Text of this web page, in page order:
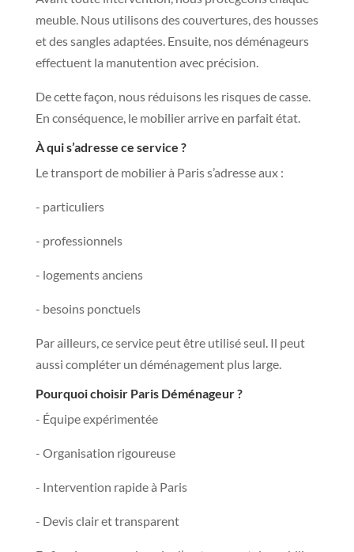
meuble. Nous utilisons des couvertures, des housses
et des sangles adaptées. Ensuite, nos déménageurs
effectuent la manutention avec précision.
De cette façon, nous réduisons les risques de casse.
En conséquence, le mobilier arrive en parfait état.
À qui s’adresse ce service ?
Le transport de mobilier à Paris s’adresse aux :
- particuliers
- professionnels
- logements anciens
- besoins ponctuels
Par ailleurs, ce service peut être utilisé seul. Il peut
aussi compléter un déménagement plus large.
Pourquoi choisir Paris Déménageur ?
- Équipe expérimentée
- Organisation rigoureuse
- Intervention rapide à Paris
- Devis clair et transparent